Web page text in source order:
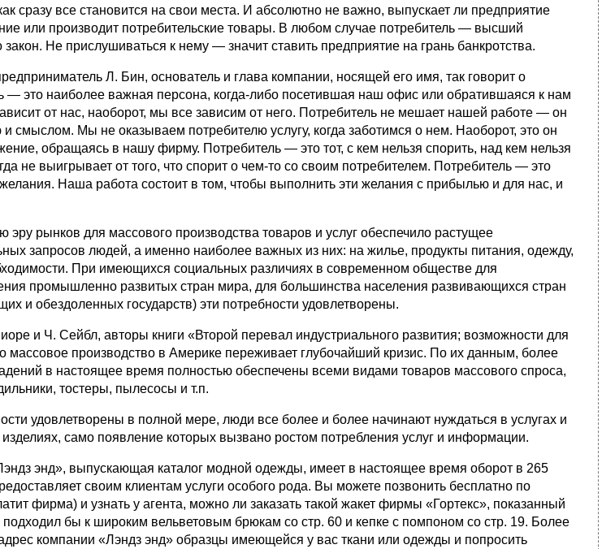
сразу все становится на свои места. И абсолютно не важно, выпускает ли предприятие
или производит потребительские товары. В любом случае потребитель — высший
закон. Не прислушиваться к нему — значит ставить предприятие на грань банкротства.
Л. Бин, основатель и глава компа­нии, носящей его имя, так говорит о
— это наиболее важ­ная персона, когда-либо посетившая наш офис или обратившаяся к нам
от нас, наоборот, мы все зависим от него. Потребитель не меша­ет нашей работе — он
и смыслом. Мы не оказываем потреби­телю услугу, когда заботимся о нем. Наоборот, это он
обращаясь в нашу фирму. Потребитель — это тот, с кем нельзя спорить, над кем нельзя
не выигрывает от того, что спорит о чем-то со своим потребителем. Потребитель — это
желания. Наша работа состоит в том, чтобы выполнить эти желания с прибылью и для нас, и
эру рынков для массового производства товаров и услуг обеспечило растущее
запросов людей, а имен­но наиболее важных из них: на жилье, продукты питания, одежду,
При имеющихся социальных различиях в современном обществе для
промышленно развитых стран мира, для большинства населения развивающихся стран
и обездоленных государств) эти потребности удовлетворены.
и Ч. Сейбл, авторы книги «Второй перевал ин­дустриального развития; возможности для
массовое про­изводство в Америке переживает глубочайший кризис. По их данным, более
в настоящее время полностью обеспечены всеми видами товаров массового спроса,
тостеры, пылесосы и т.п.
удовлетворены в полной мере, люди все более и более начинают нуждаться в услугах и
само появление которых вызвано ростом потребления услуг и информации.
энд», выпускающая каталог модной одеж­ды, имеет в настоящее время оборот в 265
своим клиентам услуги особого рода. Вы можете позвонить бесплатно по
фирма) и узнать у агента, можно ли заказать такой жакет фирмы «Гортекс», показанный
подходил бы к широким вельветовым брюкам со стр. 60 и кепке с помпоном со стр. 19. Более
компании «Лэндз энд» образцы имеющейся у вас ткани или одежды и попросить